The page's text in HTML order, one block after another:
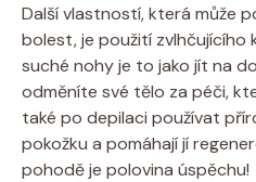
Další vlastností, která může
bolest, je použití zvlhčujícího
suché nohy je to jako jít na
odměníte své tělo za péči,
také po depilaci používat
pokožku a pomáhají jí
pohodě je polovina úspěchu!